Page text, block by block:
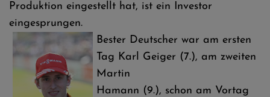
Produktion eingestellt hat, ist ein Investor
eingesprungen.
Bester Deutscher war am ersten
Tag Karl Geiger (7.), am zweiten
Martin
Hamann (9.), schon am Vortag